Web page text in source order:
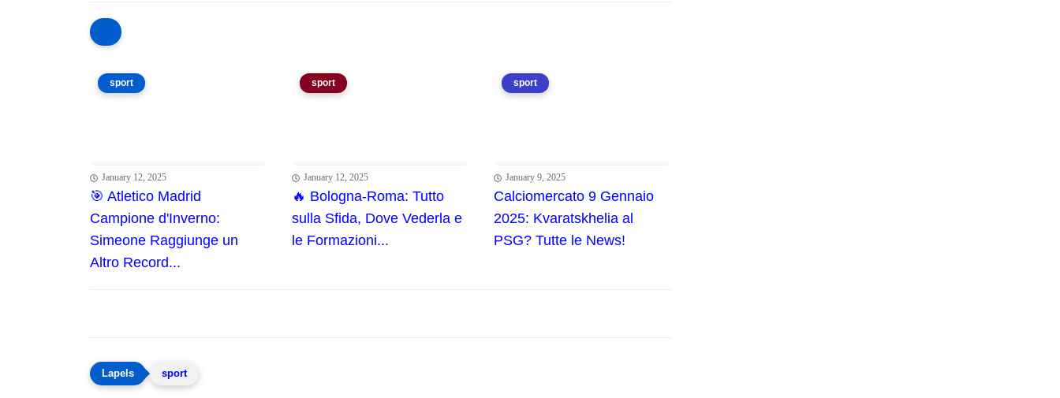
sport
January 12, 2025
🎯 Atletico Madrid
Campione d'Inverno:
Simeone Raggiunge un
Altro Record...
sport
January 12, 2025
🔥 Bologna-Roma: Tutto
sulla Sfida, Dove Vederla e
le Formazioni...
sport
January 9, 2025
Calciomercato 9 Gennaio
2025: Kvaratskhelia al
PSG? Tutte le News!
sport